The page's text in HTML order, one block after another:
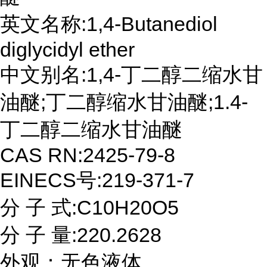
英文名称:1,4-Butanediol
diglycidyl ether
中文别名:1,4-丁二醇二缩水甘
油醚;丁二醇缩水甘油醚;1.4-
丁二醇二缩水甘油醚
CAS RN:2425-79-8
EINECS号:219-371-7
分 子 式:C10H20O5
分 子 量:220.2628
外观：无色液体